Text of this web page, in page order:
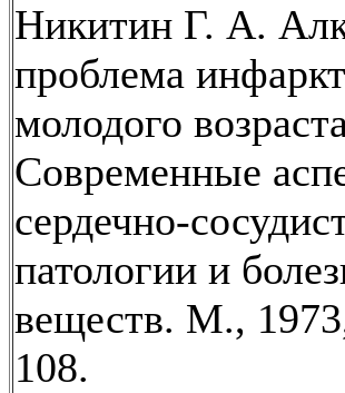
Никитин Г. А.
проблема
молодого
Современные
сердечно-
патологии и
веществ. М.,
108.